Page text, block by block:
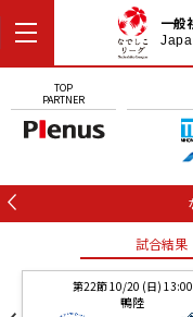
一般
TOP
PARTNER
試合結果
第22節 10/20 (日) 13:00
鴨陸